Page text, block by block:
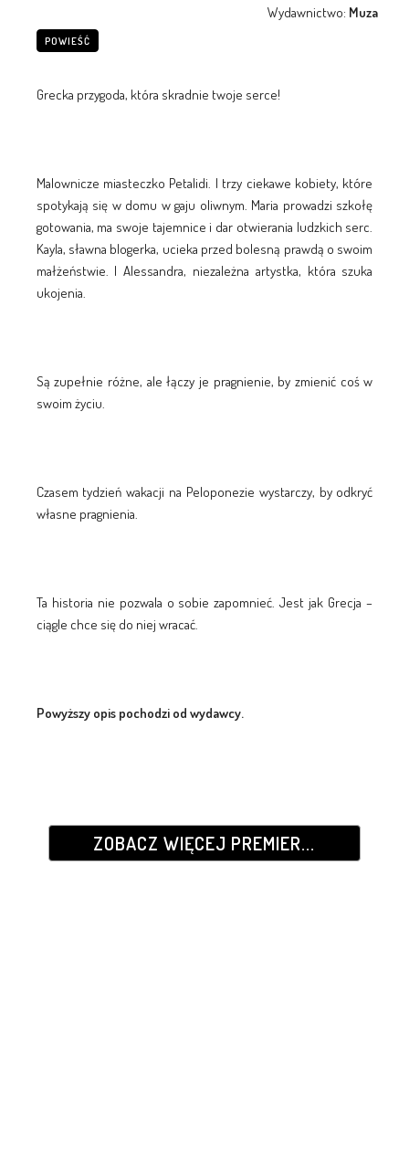
Wydawnictwo: Muza
POWIEŚĆ
Grecka przygoda, która skradnie twoje serce!
Malownicze miasteczko Petalidi. I trzy ciekawe kobiety, które
spotykają się w domu w gaju oliwnym. Maria prowadzi szkołę
gotowania, ma swoje tajemnice i dar otwierania ludzkich serc.
Kayla, sławna blogerka, ucieka przed bolesną prawdą o swoim
małżeństwie. I Alessandra, niezależna artystka, która szuka
ukojenia.
Są zupełnie różne, ale łączy je pragnienie, by zmienić coś w
swoim życiu.
Czasem tydzień wakacji na Peloponezie wystarczy, by odkryć
własne pragnienia.
Ta historia nie pozwala o sobie zapomnieć. Jest jak Grecja –
ciągle chce się do niej wracać.
Powyższy opis pochodzi od wydawcy.
ZOBACZ WIĘCEJ PREMIER...